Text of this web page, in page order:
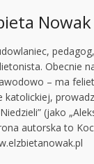
Nowak
Obecnie
– ma
katolickiej,
(jako
autorska to